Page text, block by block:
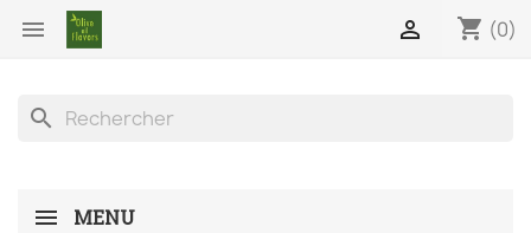
 shopping_cart (0)

search
MENU